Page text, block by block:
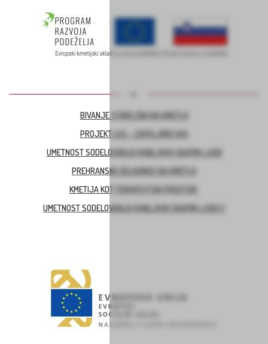
BIVANJE STAREJŠIH NA KMETIJI
PROJEKT LAS – ZAPELJIMO VAS
UMETNOST SODELOVANJA RANLJIVIH SKUPIN LJUDI
PREHRANSKE DELAVNICE NA KMETIJI
KMETIJA KOT TERAPEVTSKI PROSTOR
UMETNOST SODELOVANJA RANLJIVIH SKUPIN LJUDI 2